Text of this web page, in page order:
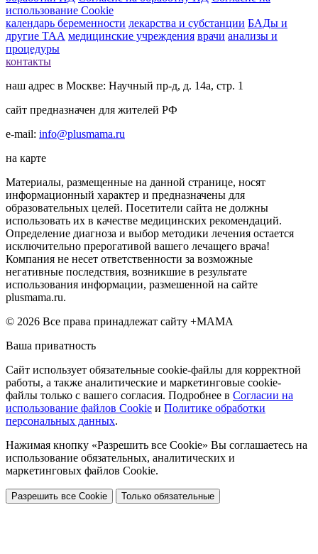
использование Cookie
календарь беременности лекарства и субстанции БАДы и
другие ТАА медицинские учреждения врачи анализы и
процедуры
контакты
наш адрес в Москве: Научный пр-д, д. 14а, стр. 1
сайт предназначен для жителей РФ
e-mail: info@plusmama.ru
на карте
Материалы, размещенные на данной странице, носят
информационный характер и предназначены для
образовательных целей. Посетители сайта не должны
использовать их в качестве медицинских рекомендаций.
Определение диагноза и выбор методики лечения остается
исключительно прерогативой вашего лечащего врача!
Компания не несет ответственности за возможные
негативные последствия, возникшие в результате
использования информации, размешенной на сайте
plusmama.ru.
© 2026 Все права принадлежат сайту +МАМА
Ваша приватность
Сайт использует обязательные cookie-файлы для корректной
работы, а также аналитические и маркетинговые cookie-
файлы только с вашего согласия. Подробнее в Согласии на
использование файлов Cookie и Политике обработки
персональных данных.
Нажимая кнопку «Разрешить все Cookie» Вы соглашаетесь на
использование обязательных, аналитических и
маркетинговых файлов Cookie.
Разрешить все Cookie Только обязательные